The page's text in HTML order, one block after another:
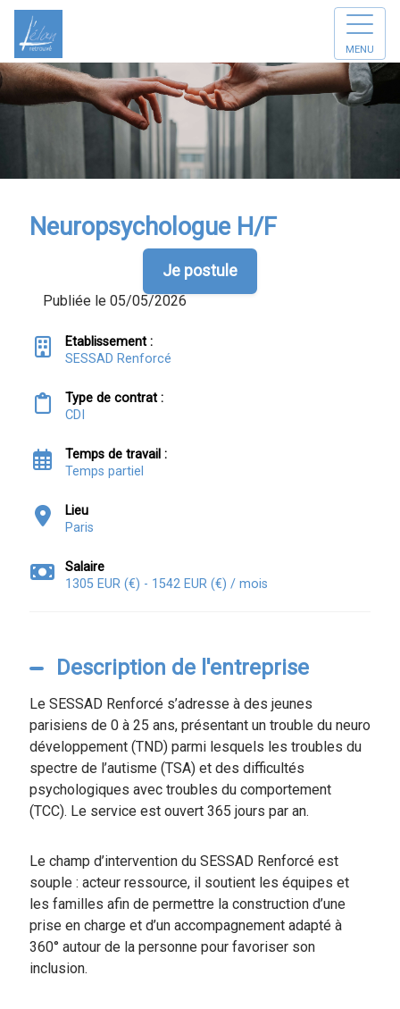
MENU
Neuropsychologue H/F
Je postule
Publiée le 05/05/2026
Etablissement :
SESSAD Renforcé
Type de contrat :
CDI
Temps de travail :
Temps partiel
Lieu
Paris
Salaire
1305 EUR (€) - 1542 EUR (€) / mois
Description de l'entreprise
Le SESSAD Renforcé s’adresse à des jeunes
parisiens de 0 à 25 ans, présentant un trouble du neuro
développement (TND) parmi lesquels les troubles du
spectre de l’autisme (TSA) et des difficultés
psychologiques avec troubles du comportement
(TCC). Le service est ouvert 365 jours par an.
Le champ d’intervention du SESSAD Renforcé est
souple : acteur ressource, il soutient les équipes et
les familles afin de permettre la construction d’une
prise en charge et d’un accompagnement adapté à
360° autour de la personne pour favoriser son
inclusion.